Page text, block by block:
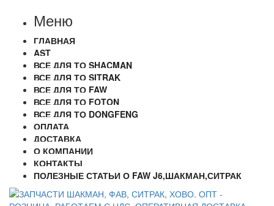
Меню
ГЛАВНАЯ
AST
ВСЕ ДЛЯ ТО SHACMAN
ВСЕ ДЛЯ ТО SITRAK
ВСЕ ДЛЯ ТО FAW
ВСЕ ДЛЯ ТО FOTON
ВСЕ ДЛЯ ТО DONGFENG
ОПЛАТА
ДОСТАВКА
О КОМПАНИИ
КОНТАКТЫ
ПОЛЕЗНЫЕ СТАТЬИ О FAW J6,ШАКМАН,СИТРАК